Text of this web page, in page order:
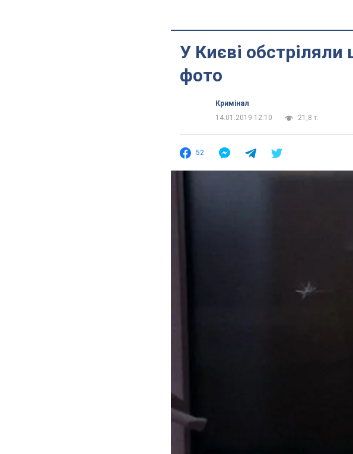
У Києві
фото
Кримінал
14.01.2019 12:10
21,8 т.
52